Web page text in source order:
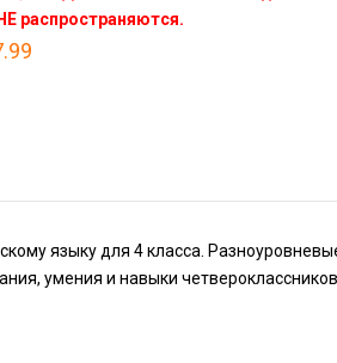
распространяются.
языку для 4 класса.
умения и навыки